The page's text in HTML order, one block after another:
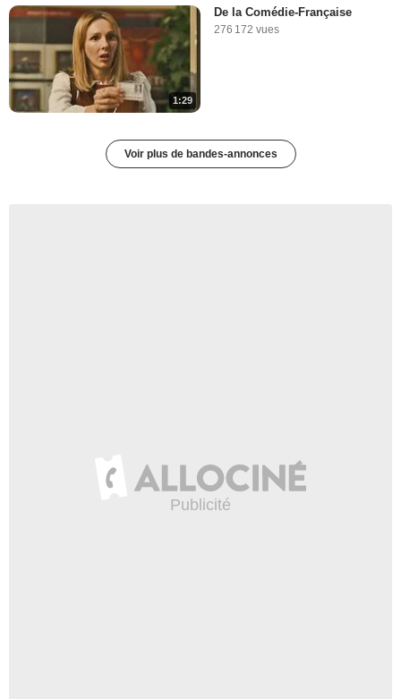
1:29
De la Comédie-Française
276 172 vues
Voir plus de bandes-annonces